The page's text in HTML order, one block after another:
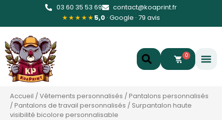
03 60 35 53 69
contact@koaprint.fr
★★★★★5,0 · Google · 79 avis
0
Accueil /Vêtements personnalisés /Pantalons personnalisés
/Pantalons de travail personnalisés / Surpantalon haute
visibilité bicolore personnalisable